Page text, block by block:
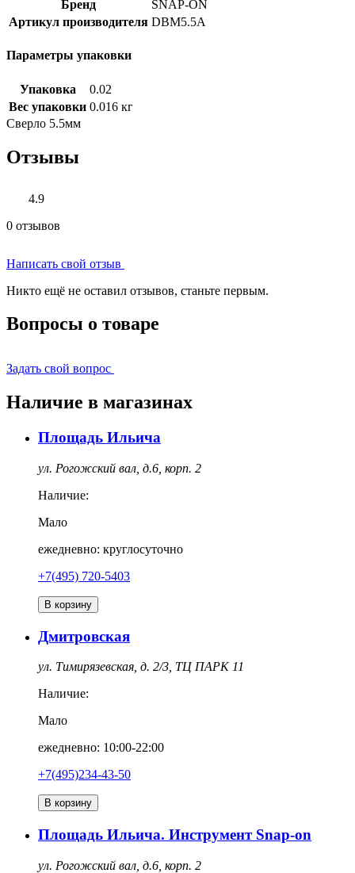
Бренд
SNAP-ON
Артикул производителя DBM5.5A
Параметры упаковки
Упаковка
0.02
Вес упаковки 0.016 кг
Сверло 5.5мм
Отзывы
4.9
0 отзывов
Написать свой отзыв
Никто ещё не оставил отзывов, станьте первым.
Вопросы о товаре
Задать свой вопрос
Наличие в магазинах
Площадь Ильича
ул. Рогожский вал, д.6, корп. 2
Наличие:
Мало
ежедневно: круглосуточно
+7(495) 720-5403
В корзину
Дмитровская
ул. Тимирязевская, д. 2/3, ТЦ ПАРК 11
Наличие:
Мало
ежедневно: 10:00-22:00
+7(495)234-43-50
В корзину
Площадь Ильича. Инструмент Snap-on
ул. Рогожский вал, д.6, корп. 2